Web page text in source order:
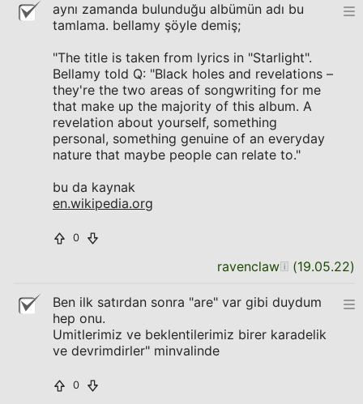
aynı zamanda bulunduğu albümün adı bu
tamlama. bellamy şöyle demiş;
"The title is taken from lyrics in "Starlight".
Bellamy told Q: "Black holes and revelations –
they're the two areas of songwriting for me
that make up the majority of this album. A
revelation about yourself, something
personal, something genuine of an everyday
nature that maybe people can relate to."
bu da kaynak
en.wikipedia.org
0
ravenclaw (19.05.22)
Ben ilk satırdan sonra "are" var gibi duydum
hep onu.
Umitlerimiz ve beklentilerimiz birer karadelik
ve devrimdirler" minvalinde
0